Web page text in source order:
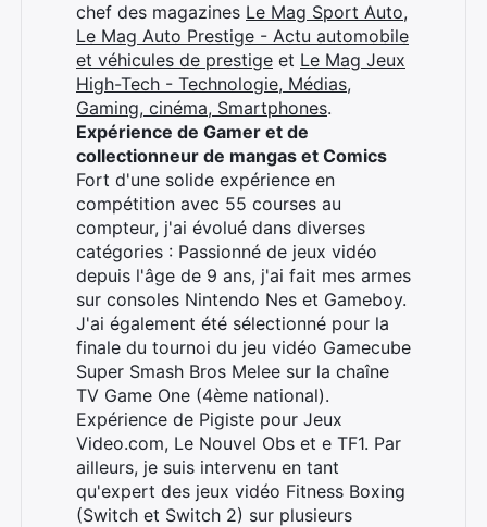
chef des magazines Le Mag Sport Auto,
Le Mag Auto Prestige - Actu automobile
et véhicules de prestige et Le Mag Jeux
High-Tech - Technologie, Médias,
Gaming, cinéma, Smartphones.
Expérience de Gamer et de
collectionneur de mangas et Comics
Fort d'une solide expérience en
compétition avec 55 courses au
compteur, j'ai évolué dans diverses
catégories : Passionné de jeux vidéo
depuis l'âge de 9 ans, j'ai fait mes armes
sur consoles Nintendo Nes et Gameboy.
J'ai également été sélectionné pour la
finale du tournoi du jeu vidéo Gamecube
Super Smash Bros Melee sur la chaîne
TV Game One (4ème national).
Expérience de Pigiste pour Jeux
Video.com, Le Nouvel Obs et e TF1. Par
ailleurs, je suis intervenu en tant
qu'expert des jeux vidéo Fitness Boxing
(Switch et Switch 2) sur plusieurs
Rechercher
: